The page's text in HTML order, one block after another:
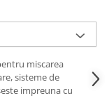
miscarea
sisteme de
impreuna cu